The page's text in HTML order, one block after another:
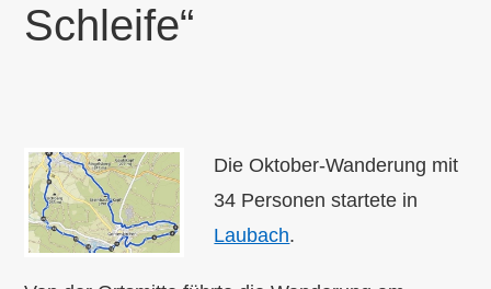
Schleife“
Die Oktober-Wanderung mit
34 Personen startete in
Laubach.